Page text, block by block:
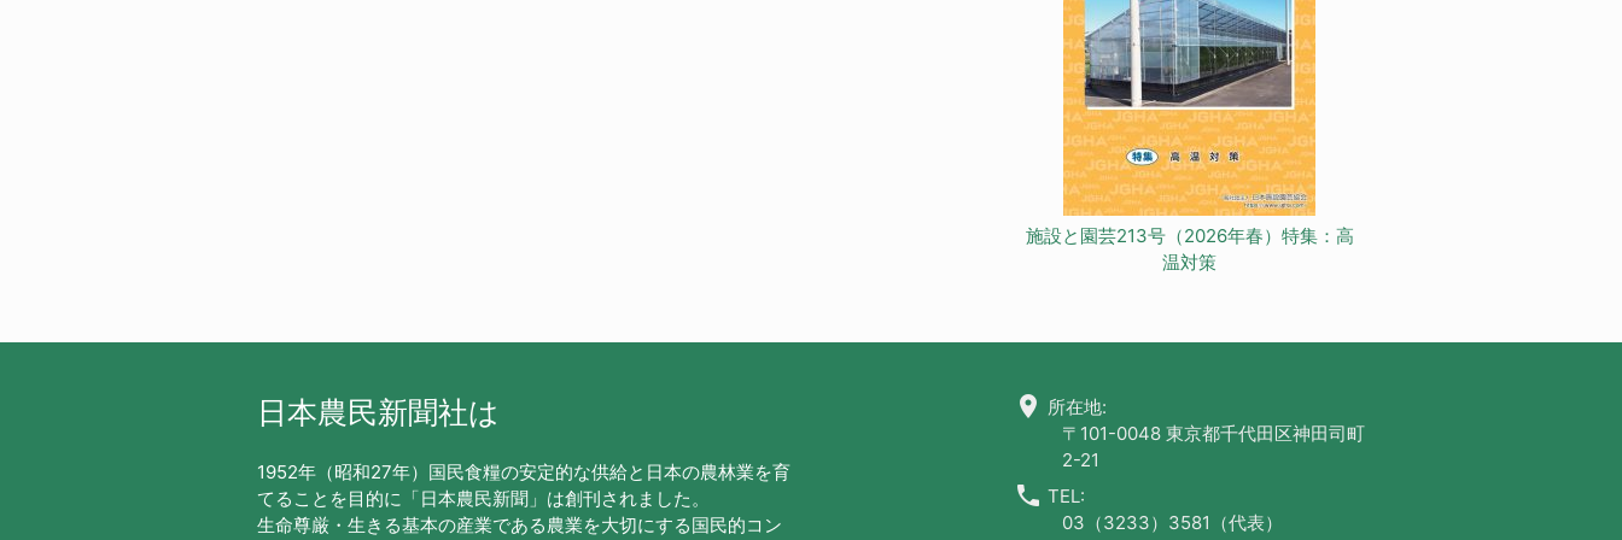
施設と園芸213号（2026年春）特集：高
温対策
日本農民新聞社は
1952年（昭和27年）国民食糧の安定的な供給と日本の農林業を育
てることを目的に「日本農民新聞」は創刊されました。
生命尊厳・生きる基本の産業である農業を大切にする国民的コン
location_on 所在地:
〒101-0048 東京都千代田区神田司町
2-21
call TEL:
03（3233）3581（代表）